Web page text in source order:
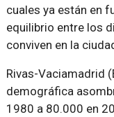
cuales ya están en
equilibrio entre los
conviven en la
Rivas-Vaciamadrid
demográfica
1980 a 80.000 en